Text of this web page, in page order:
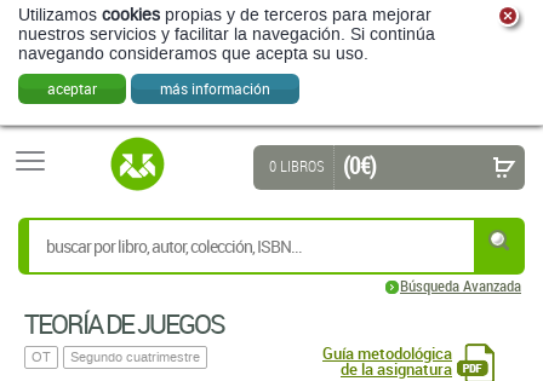
Utilizamos cookies propias y de terceros para mejorar
nuestros servicios y facilitar la navegación. Si continúa
navegando consideramos que acepta su uso.
aceptar más información
Búsqueda Avanzada
0 LIBROS (0 €)
TEORÍA DE JUEGOS
OT Segundo cuatrimestre Guía metodológica
de la asignatura